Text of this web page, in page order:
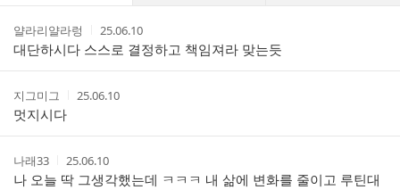
스
작
성
자
얄라리얄라렁
작
성
시
간
25.06.10
대단하시다 스스로 결정하고 책임져라 맞는듯
작
성
자
지그미그
작
간
25.06.10
멋지시다
작
성
나래33
작
성
25.06.10
나 오늘 딱 그생각했는데 ㅋㅋㅋ 내 삶에 변화를 줄이고 루틴대